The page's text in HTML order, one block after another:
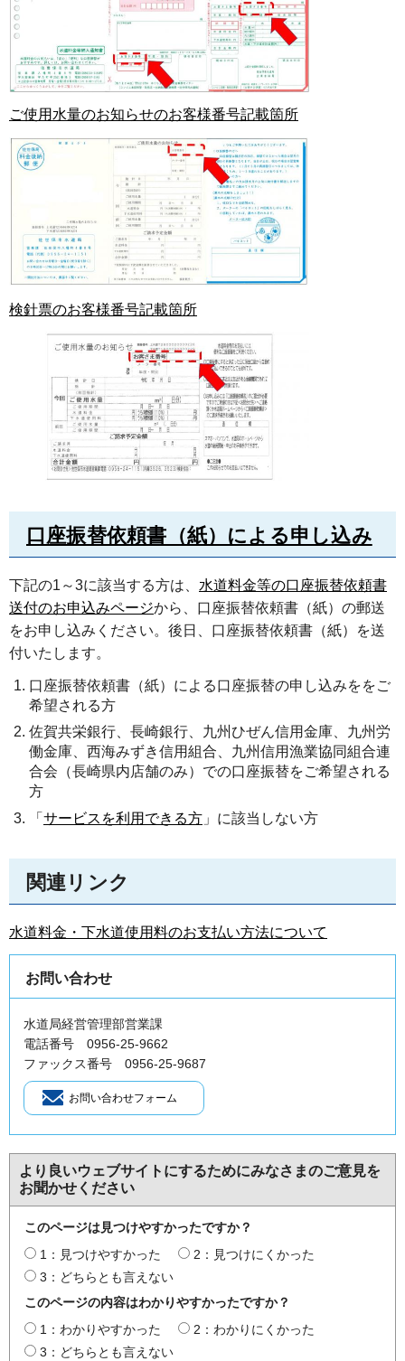
ご使用水量のお知らせのお客様番号記載箇所
検針票のお客様番号記載箇所
口座振替依頼書（紙）による申し込み
下記の1～3に該当する方は、 水道料金等の口座振替依頼書
送付のお申込みページから、口座振替依頼書（紙）の郵送
をお申し込みください。後日、口座振替依頼書（紙）を送
付いたします。
口座振替依頼書（紙）による口座振替の申し込みををご
希望される方
佐賀共栄銀行、長崎銀行、九州ひぜん信用金庫、九州労
働金庫、西海みずき信用組合、九州信用漁業協同組合連
合会（長崎県内店舗のみ）での口座振替をご希望される
方
「 サービスを利用できる方 」に該当しない方
関連リンク
水道料金・下水道使用料のお支払い方法について
お問い合わせ
水道局経営管理部営業課
電話番号 0956-25-9662
ファックス番号 0956-25-9687
より良いウェブサイトにするためにみなさまのご意見を
お聞かせください
このページは見つけやすかったですか？
1：見つけやすかった
2：見つけにくかった
3：どちらとも言えない
このページの内容はわかりやすかったですか？
1：わかりやすかった
2：わかりにくかった
3：どちらとも言えない